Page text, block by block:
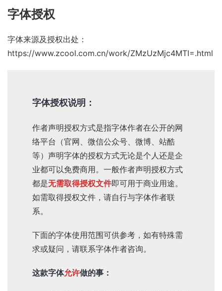
字体授权
字体来源及授权出处：
https://www.zcool.com.cn/work/ZMzUzMjc4MTI=.html
字体授权说明：
作者声明授权方式是指字体作者在公开的网
络平台（官网、微信公众号、微博、站酷
等）声明字体的授权方式无论是个人还是企
业都可以免费商用。一般作者声明授权方式
都是无需取得授权文件即可用于商业用途。
如需取得授权文件，请自行与字体作者联
系。
下面的字体使用范围可供参考，如有特殊需
求或疑问，请联系字体作者咨询。
这款字体允许做的事：